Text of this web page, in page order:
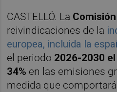
CASTELLÓ. La
reivindicaciones de la
europea, incluida la
el periodo 2026-2030
34% en las emisiones
medida que